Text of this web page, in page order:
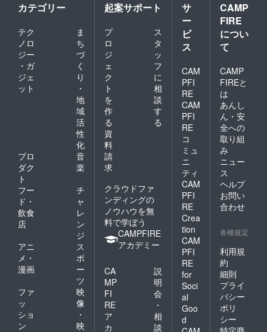
カテゴリー
テク
ノロ
ジー
・ガ
ジェ
ット
ま
ち
づ
く
り
・
地
域
活
性
化
プロ
ダク
ト
音
楽
フー
ド・
飲食
店
チ
ャ
レ
ン
ジ
アニ
メ・
漫画
ス
ポ
ー
ツ
ファ
ッ
ショ
ン
映
像
・
映
起案サポート
プ
ロ
ジ
ェ
ク
ト
を
作
る
ス
タ
ッ
フ
に
相
談
す
る
資
料
請
求
クラウドファ
ンディングの
ノウハウを無
料で学ぼう
CAMPFIRE
アカデミー
CA
MP
FI
RE
ア
カ
説
明
会
・
相
談
サ
ー
ビ
ス
CAM
PFI
RE
CAM
PFI
RE
コ
ミュ
ニ
ティ
CAM
PFI
RE
Crea
tion
CAM
PFI
RE
for
Soci
al
Goo
d
CAMP
FIRE
につい
て
CAMP
FIREと
は
あんし
ん・安
全への
取り組
み
ニュー
ス
ヘルプ
お問い
合わせ
各種規定
利用規
約
細則
プライ
バシー
ポリ
シー